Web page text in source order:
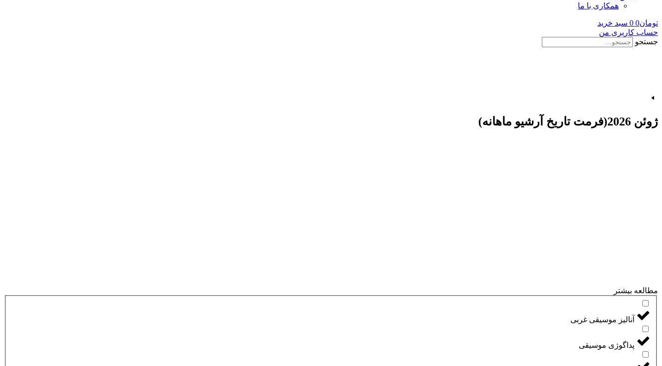
همکاری با ما
تومان0
0 سبد خرید
حساب کاربری من
جستجو
ژوئن 2026(فرمت تاریخ آرشیو ماهانه)
مطالعه بیشتر
آنالیز موسیقی غربی
پداگوژی موسیقی